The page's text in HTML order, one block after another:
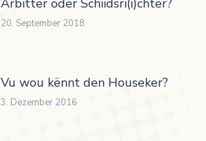
Arbitter oder Schiidsri(i)chter?
20. September 2018
Vu wou kënnt den Houseker?
3. Dezember 2016